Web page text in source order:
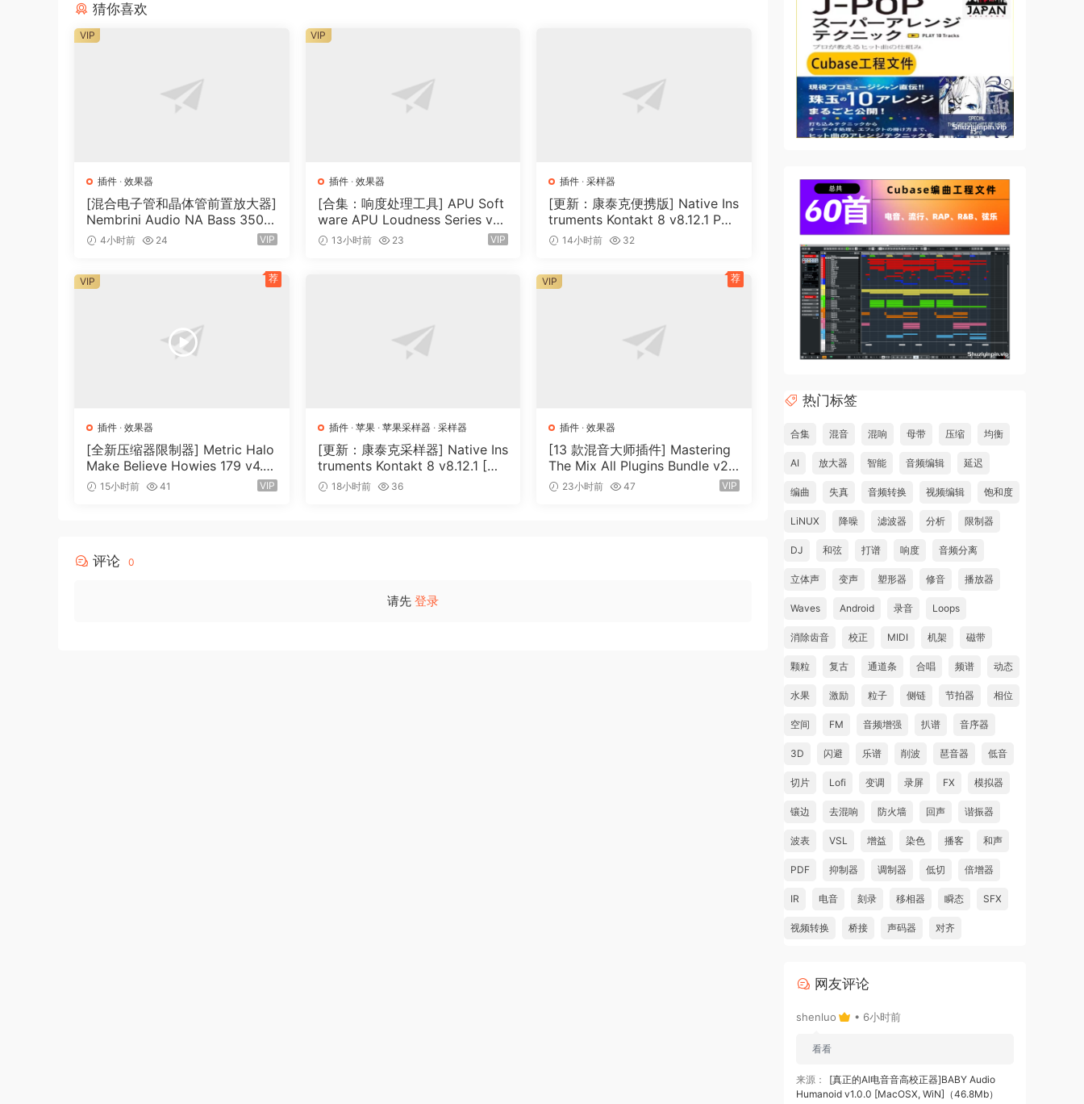
Softube – Marshall JMP 2203 v2.5.9
Softube – Marshall Cabinet Collection v2.5.9
Softube – Kerry King Signature v2.5.9
Softube – Console 1 American Class A 2.5.9
Softube – Console 1 Chandler Limited v2.5.9
Softube – Console 1 Weiss Gambit Series v2.5.9
Softube – Console 1 SSL XL 9000 K-Series v2.5.9
Softube – Passive-Active Pack v2.5.10
Softube – Transient Shaper v2.5.10
Softube – Trident A-Range v2.5.10
Softube – Acoustic Feedback v2.5.9
Softube – Chandler Limited Curve Bender v2.5.9
Softube – Chandler Limited Zener Limiter v2.5.9
Softube – Compressor Limiter v2.5.9
猜你喜欢
插件 · 效果器
[混合电子管和晶体管前置放大器]
Nembrini Audio NA Bass 3500
v1.0.0 Incl Keygen-R2R [WiN]
4小时前 24 VIP
VIP
插件· 效果器
[合集：响度处理工具] APU Soft
ware APU Loudness Series v5.
7.0 Incl Keygen-R2R [WiN]（5
13小时前 23 VIP
VIP
插件 ·采样器
[更新：康泰克便携版] Native Ins
truments Kontakt 8 v8.12.1 POR
TABLE-vkDanilov [WiN]（1.25
14小时前 32
插件 · 效果器
[全新压缩器限制器] Metric Halo
Make Believe Howies 179 v4.1.1
7-R2R [WiN]（30.0MB）
15小时前 41 VIP
VIP 荐
插件· 苹果· 苹果采样器· 采样器
[更新：康泰克采样器] Native Ins
truments Kontakt 8 v8.12.1 [Wi
N, MacOSX]（1.2GB+）
18小时前 36
插件 ·效果器
[13 款混音大师插件] Mastering
The Mix All Plugins Bundle v20
26.08.03 [WiN, MacOSX]（180
23小时前 47 VIP
VIP 荐
评论 0
请先 登录
热门标签
合集 混音 混响 母带 压缩 均衡
AI 放大器 智能 音频编辑 延迟
编曲 失真 音频转换 视频编辑 饱和度
LiNUX 降噪 滤波器 分析 限制器
DJ 和弦 打谱 响度 音频分离
立体声 变声 塑形器 修音 播放器
Waves Android 录音 Loops
消除齿音 校正 MIDI 机架 磁带
颗粒 复古 通道条 合唱 频谱 动态
水果 激励 粒子 侧链 节拍器 相位
空间 FM 音频增强 扒谱 音序器
3D 闪避 乐谱 削波 琶音器 低音
切片 Lofi 变调 录屏 FX 模拟器
镶边 去混响 防火墙 回声 谐振器
波表 VSL 增益 染色 播客 和声
PDF 抑制器 调制器 低切 倍增器
IR 电音 刻录 移相器 瞬态 SFX
视频转换 桥接 声码器 对齐
网友评论
shenluo • 6小时前
看看
来源：
[真正的AI电音音高校正器]BABY Audio
Humanoid v1.0.0 [MacOSX, WiN]（46.8Mb）